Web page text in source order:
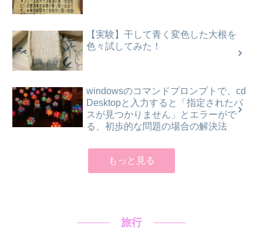
【実験】干して青く変色した大根を
色々試してみた！
windowsのコマンドプロンプトで、cd
Desktopと入力すると「指定されたパ
スが見つかりません」とエラーがで
る、初歩的な問題の場合の解決法
もっと見る
旅行